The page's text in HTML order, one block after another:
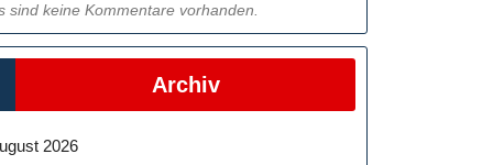
sind keine Kommentare vorhanden.
Archiv
2026